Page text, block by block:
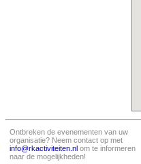
Ontbreken de evenementen van uw
organisatie? Neem contact op met
info@rkactiviteiten.nl om te informeren
naar de mogelijkheden!